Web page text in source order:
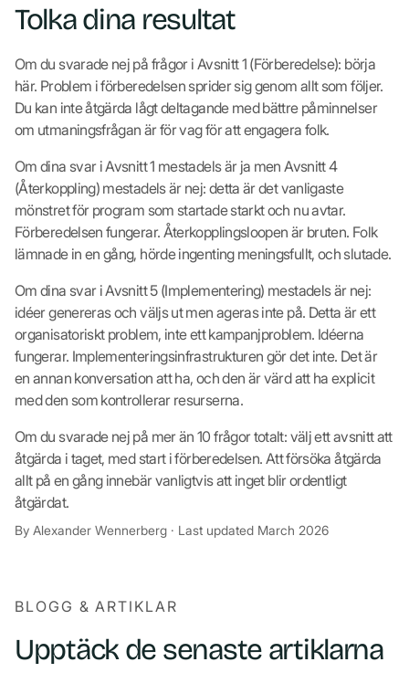
Tolka dina resultat
Om du svarade nej på frågor i Avsnitt 1 (Förberedelse): börja
här. Problem i förberedelsen sprider sig genom allt som följer.
Du kan inte åtgärda lågt deltagande med bättre påminnelser
om utmaningsfrågan är för vag för att engagera folk.
Om dina svar i Avsnitt 1 mestadels är ja men Avsnitt 4
(Återkoppling) mestadels är nej: detta är det vanligaste
mönstret för program som startade starkt och nu avtar.
Förberedelsen fungerar. Återkopplingsloopen är bruten. Folk
lämnade in en gång, hörde ingenting meningsfullt, och slutade.
Om dina svar i Avsnitt 5 (Implementering) mestadels är nej:
idéer genereras och väljs ut men ageras inte på. Detta är ett
organisatoriskt problem, inte ett kampanjproblem. Idéerna
fungerar. Implementeringsinfrastrukturen gör det inte. Det är
en annan konversation att ha, och den är värd att ha explicit
med den som kontrollerar resurserna.
Om du svarade nej på mer än 10 frågor totalt: välj ett avsnitt att
åtgärda i taget, med start i förberedelsen. Att försöka åtgärda
allt på en gång innebär vanligtvis att inget blir ordentligt
åtgärdat.
By Alexander Wennerberg · Last updated March 2026
BLOGG & ARTIKLAR
Upptäck de senaste artiklarna